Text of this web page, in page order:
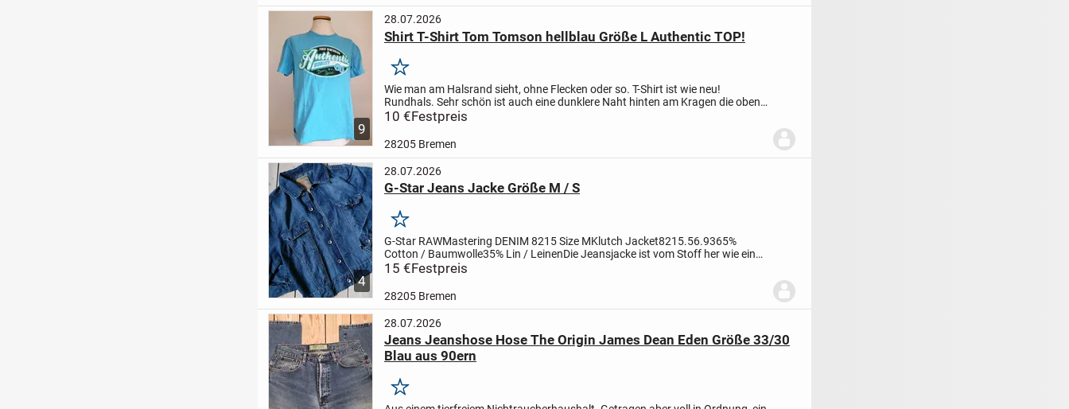
9
28.07.2026
Shirt T-Shirt Tom Tomson hellblau Größe L Authentic TOP!
Merken
Wie man am Halsrand sieht, ohne Flecken oder so. T-Shirt ist wie neu!
Rundhals. Sehr schön ist auch eine dunklere Naht hinten am Kragen die oben
noch auf der Schulter verläuft. 100% Baumwolle. Sehr...
10 €Festpreis
28205 Bremen
4
28.07.2026
G-Star Jeans Jacke Größe M / S
Merken
G-Star RAWMastering DENIM 8215 Size MKlutch Jacket8215.56.9365%
Cotton / Baumwolle35% Lin / LeinenDie Jeansjacke ist vom Stoff her wie ein
Hemd vom Schnitt wie eine Jacke. Das macht sie ideal für den...
15 €Festpreis
28205 Bremen
28.07.2026
Jeans Jeanshose Hose The Origin James Dean Eden Größe 33/30
Blau aus 90ern
Merken